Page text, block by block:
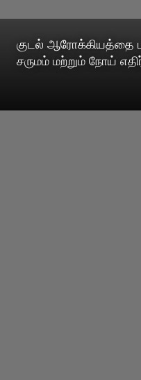
குடல் ஆரோக்கியத்தை
சருமம் மற்றும் நோய்